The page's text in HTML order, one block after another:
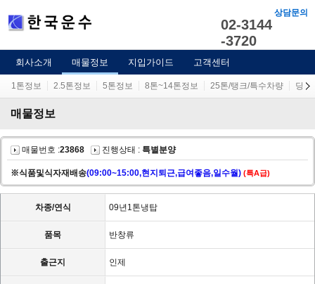
상담문의
02-3144
-3720
회사소개 매물정보 지입가이드 고객센터
1톤정보 2.5톤정보 5톤정보 8톤~14톤정보 25톤/탱크/특수차량 당사
매물정보
매물번호 :23868 진행상태 : 특별분양
※식품및식자재배송(09:00~15:00,현지퇴근,급여좋음,일수월) (특A급)
차종/연식 09년1톤냉탑
품목 반창류
출근지 인제